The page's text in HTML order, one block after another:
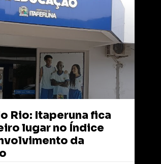
Rio: Itaperuna fica
lugar no Índice
da